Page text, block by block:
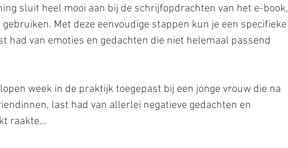
sluit heel mooi aan bij de schrijfopdrachten van het e-book,
Met deze eenvoudige stappen kun je een specifieke
had van emoties en gedachten die niet helemaal passend
week in de praktijk toegepast bij een jonge vrouw die na
last had van allerlei negatieve gedachten en
raakte...